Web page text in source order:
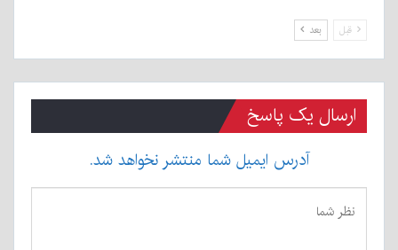
قبل بعد
ارسال یک پاسخ
آدرس ایمیل شما منتشر نخواهد شد.